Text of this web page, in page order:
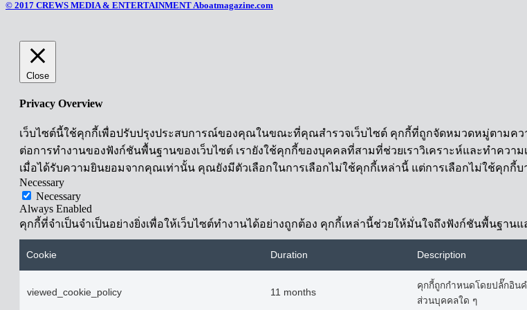
© 2017 CREWS MEDIA & ENTERTAINMENT Aboatmagazine.com
Close
Privacy Overview
เว็บไซต์นี้ใช้คุกกี้เพื่อปรับปรุงประสบการณ์ของคุณในขณะที่คุณสำรวจเว็บไซต์ คุกกี้ที่ถูกจัดหมวดหมู่ตามคว
ต่อการทำงานของฟังก์ชันพื้นฐานของเว็บไซต์ เรายังใช้คุกกี้ของบุคคลที่สามที่ช่วยเราวิเคราะห์และทำควา
เมื่อได้รับความยินยอมจากคุณเท่านั้น คุณยังมีตัวเลือกในการเลือกไม่ใช้คุกกี้เหล่านี้ แต่การเลือกไม่ใช้คุกกี้
Necessary
Necessary
Always Enabled
คุกกี้ที่จำเป็นจำเป็นอย่างยิ่งเพื่อให้เว็บไซต์ทำงานได้อย่างถูกต้อง คุกกี้เหล่านี้ช่วยให้มั่นใจถึงฟังก์ชันพื้นฐ
Cookie Duration Description
viewed_cookie_policy 11 months
คุกกี้ถูกกำหนดโดยปลั๊กอิน
ส่วนบุคคลใด ๆ